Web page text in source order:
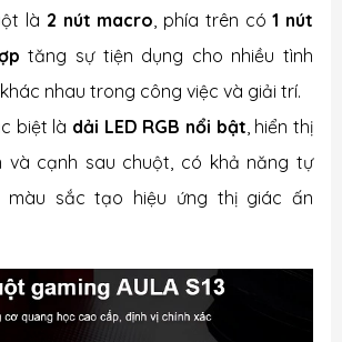
là 2 nút macro, phía trên có1 nút
tăng sự tiện dụng cho nhiều tình
nhau trong công việc và giải trí.
biệt là dải LED RGB nổi bật, hiển thị
và cạnh sau chuột, có khả năng tự
sắc tạo hiệu ứng thị giác ấn